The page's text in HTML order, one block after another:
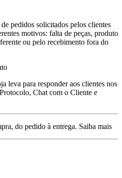
pedidos solicitados pelos clientes
motivos: falta de peças, produto
ou pelo recebimento fora do
leva para responder aos clientes nos
Chat com o Cliente e
do pedido à entrega. Saiba mais